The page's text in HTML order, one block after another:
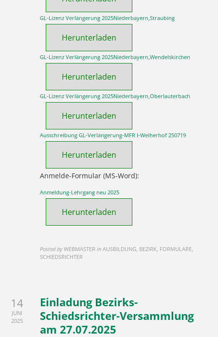
GL-Lizenz Verlängerung 2025Niederbayern,Straubing
Herunterladen
GL-Lizenz Verlängerung 2025Niederbayern,Wendelskirchen
Herunterladen
GL-Lizenz Verlängerung 2025Niederbayern,Oberlauterbach
Herunterladen
Ausschreibung GL-Verlängerung-MFR I-Weiherhof 250719
Herunterladen
Anmelde-Formular (MS-Word):
Anmeldung-Lehrgang neu 2025
Herunterladen
Posted by WEBMASTER in AUSBILDUNG, BEZIRK, FORMULARE,
SCHIEDSRICHTER
14
JUNI
2025
Einladung Bezirks-
Schiedsrichter-Versammlung
am 27.07.2025